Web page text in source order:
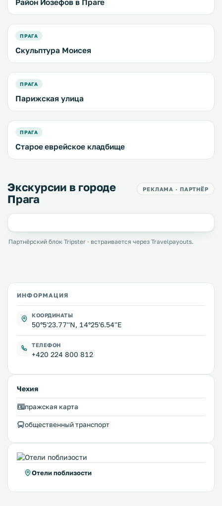
Район Йозефов в Праге
ПРАГА
Скульптура Моисея
ПРАГА
Парижская улица
ПРАГА
Старое еврейское кладбище
Экскурсии в городе
Прага
РЕКЛАМА · ПАРТНЁР
Партнёрский блок Tripster · встраивается через Travelpayouts.
ИНФОРМАЦИЯ
КООРДИНАТЫ
50°5'23.77''N, 14°25'6.54''E
ТЕЛЕФОН
+420 224 800 812
Чехия
пражская карта
общественный транспорт
Отели поблизости